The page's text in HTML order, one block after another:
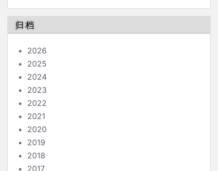
归档
2026
2025
2024
2023
2022
2021
2020
2019
2018
2017